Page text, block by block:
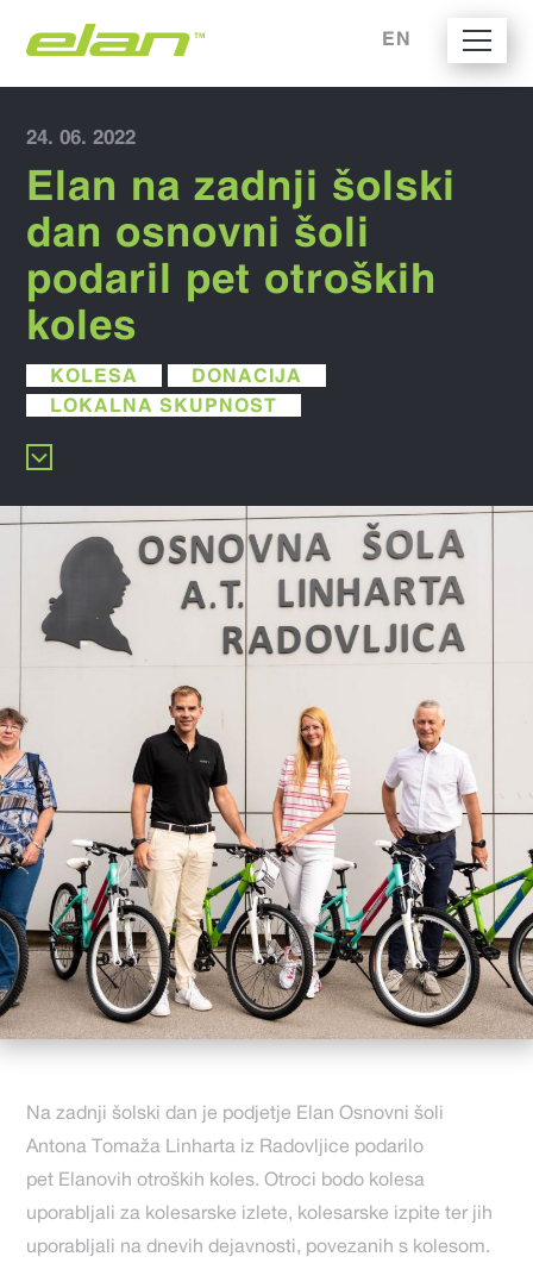
EN
24. 06. 2022
Elan na zadnji šolski
dan osnovni šoli
podaril pet otroških
koles
KOLESA
DONACIJA
LOKALNA SKUPNOST
Na zadnji šolski dan je podjetje Elan Osnovni šoli
Antona Tomaža Linharta iz Radovljice podarilo
pet Elanovih otroških koles. Otroci bodo kolesa
uporabljali za kolesarske izlete, kolesarske izpite ter jih
uporabljali na dnevih dejavnosti, povezanih s kolesom.